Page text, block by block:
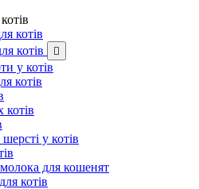
котів
котів

у котів
котів
котів
у котів
для кошенят
котів